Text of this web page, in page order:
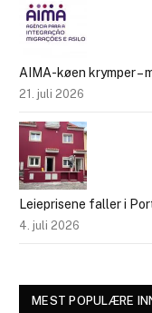
AIMA-køen krymper –
21. juli 2026
Leieprisene faller i
4. juli 2026
MEST POPULÆRE